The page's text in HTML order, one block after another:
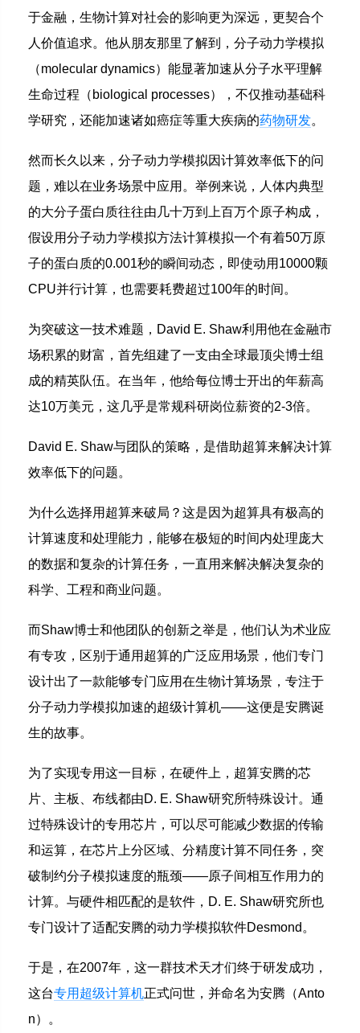
于金融，生物计算对社会的影响更为深远，更契合个
人价值追求。他从朋友那里了解到，分子动力学模拟
（molecular dynamics）能显著加速从分子水平理解
生命过程（biological processes），不仅推动基础科
学研究，还能加速诸如癌症等重大疾病的药物研发。
然而长久以来，分子动力学模拟因计算效率低下的问
题，难以在业务场景中应用。举例来说，人体内典型
的大分子蛋白质往往由几十万到上百万个原子构成，
假设用分子动力学模拟方法计算模拟一个有着50万原
子的蛋白质的0.001秒的瞬间动态，即使动用10000颗
CPU并行计算，也需要耗费超过100年的时间。
为突破这一技术难题，David E. Shaw利用他在金融市
场积累的财富，首先组建了一支由全球最顶尖博士组
成的精英队伍。在当年，他给每位博士开出的年薪高
达10万美元，这几乎是常规科研岗位薪资的2-3倍。
David E. Shaw与团队的策略，是借助超算来解决计算
效率低下的问题。
为什么选择用超算来破局？这是因为超算具有极高的
计算速度和处理能力，能够在极短的时间内处理庞大
的数据和复杂的计算任务，一直用来解决解决复杂的
科学、工程和商业问题。
而Shaw博士和他团队的创新之举是，他们认为术业应
有专攻，区别于通用超算的广泛应用场景，他们专门
设计出了一款能够专门应用在生物计算场景，专注于
分子动力学模拟加速的超级计算机——这便是安腾诞
生的故事。
为了实现专用这一目标，在硬件上，超算安腾的芯
片、主板、布线都由D. E. Shaw研究所特殊设计。通
过特殊设计的专用芯片，可以尽可能减少数据的传输
和运算，在芯片上分区域、分精度计算不同任务，突
破制约分子模拟速度的瓶颈——原子间相互作用力的
计算。与硬件相匹配的是软件，D. E. Shaw研究所也
专门设计了适配安腾的动力学模拟软件Desmond。
于是，在2007年，这一群技术天才们终于研发成功，
这台专用超级计算机正式问世，并命名为安腾（Anto
n）。